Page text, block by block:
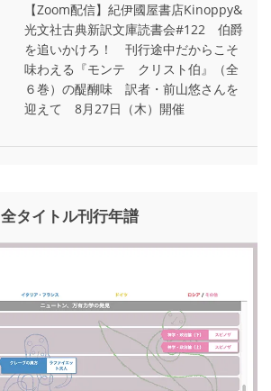
【Zoom配信】紀伊國屋書店Kinoppy&
光文社古典新訳文庫読書会#122 伯爵
を追いかけろ！ 刊行途中だからこそ
味わえる『モンテ゠クリスト伯』（全
６巻）の醍醐味 訳者・前山悠さんを
迎えて 8月27日（木）開催
全タイトル刊行年譜